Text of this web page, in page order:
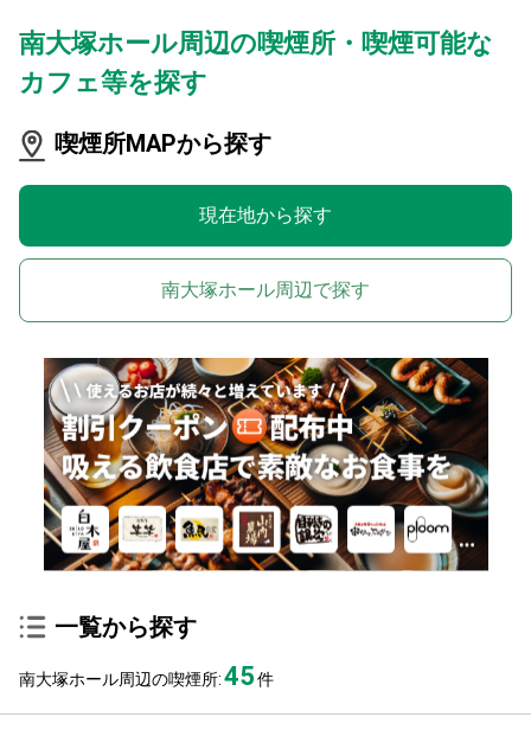
南大塚ホール周辺の喫煙所・喫煙可能な
カフェ等を探す
喫煙所MAPから探す
現在地から探す
南大塚ホール周辺で探す
一覧から探す
南大塚ホール周辺の喫煙所:45件